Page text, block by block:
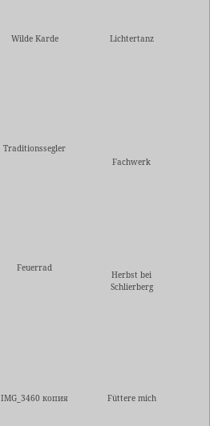
Wilde Karde Lichtertanz
Traditionssegler
Fachwerk
Feuerrad
Herbst bei
Schlierberg
IMG_3460 копия Füttere mich